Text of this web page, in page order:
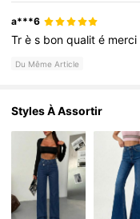
a***6
Très bonqualité merci
Du Même Article
Styles À Assortir